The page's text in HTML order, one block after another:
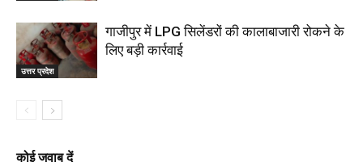
उत्तर प्रदेश
गाजीपुर में LPG सिलेंडरों की कालाबाजारी रोकने के
लिए बड़ी कार्रवाई
कोई जवाब दें